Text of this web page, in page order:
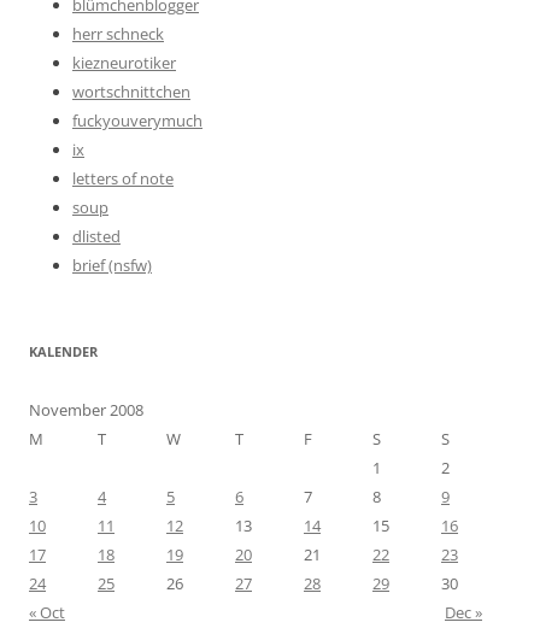
blümchenblogger
herr schneck
kiezneurotiker
wortschnittchen
fuckyouverymuch
ix
letters of note
soup
dlisted
brief (nsfw)
KALENDER
November 2008
M
T W T F S
S
1
2
3
4 5 6 7 8
9
10
11 12 13 14 15
16
17
18 19 20 21 22
23
24
25 26 27 28 29
30
« Oct
Dec »